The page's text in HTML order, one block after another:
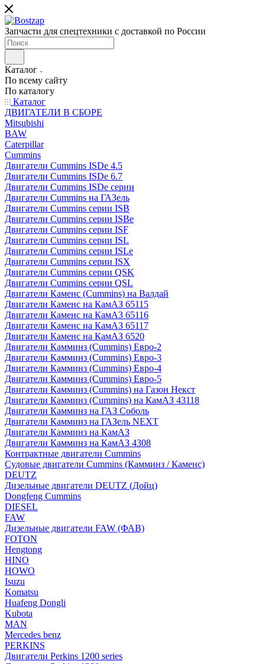
Запчасти для спецтехники с доставкой по России
Каталог
По всему сайту
По каталогу
Каталог
ДВИГАТЕЛИ В СБОРЕ
Mitsubishi
BAW
Caterpillar
Cummins
Двигатели Cummins ISDe 4.5
Двигатели Cummins ISDe 6.7
Двигатели Cummins ISDe серии
Двигатели Cummins на ГАЗель
Двигатели Cummins серии ISB
Двигатели Cummins серии ISBe
Двигатели Cummins серии ISF
Двигатели Cummins серии ISL
Двигатели Cummins серии ISLe
Двигатели Cummins серии ISX
Двигатели Cummins серии QSK
Двигатели Cummins серии QSL
Двигатели Каменс (Cummins) на Валдай
Двигатели Каменс на КамАЗ 65115
Двигатели Каменс на КамАЗ 65116
Двигатели Каменс на КамАЗ 65117
Двигатели Каменс на КамАЗ 6520
Двигатели Камминз (Cummins) Евро-2
Двигатели Камминз (Cummins) Евро-3
Двигатели Камминз (Cummins) Евро-4
Двигатели Камминз (Cummins) Евро-5
Двигатели Камминз (Cummins) на Газон Некст
Двигатели Камминз (Cummins) на КамАЗ 43118
Двигатели Камминз на ГАЗ Соболь
Двигатели Камминз на ГАЗель NEXT
Двигатели Камминз на КамАЗ
Двигатели Камминз на КамАЗ 4308
Контрактные двигатели Cummins
Судовые двигатели Cummins (Камминз / Каменс)
DEUTZ
Дизельные двигатели DEUTZ (Дойц)
Dongfeng Cummins
DIESEL
FAW
Дизельные двигатели FAW (ФАВ)
FOTON
Hengtong
HINO
HOWO
Isuzu
Komatsu
Huafeng Dongli
Kubota
MAN
Mercedes benz
PERKINS
Двигатели Perkins 1200 series